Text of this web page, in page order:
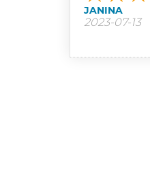
JANINA
2023-07-13